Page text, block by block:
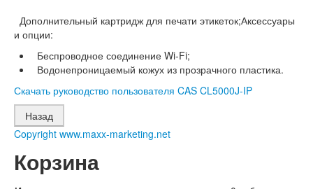
Дополнительный картридж для печати этикеток;Аксессуары
и опции:
Беспроводное соединение Wi-Fi;
Водонепроницаемый кожух из прозрачного пластика.
Скачать руководство пользователя CAS CL5000J-IP
Copyright www.maxx-marketing.net
Корзина